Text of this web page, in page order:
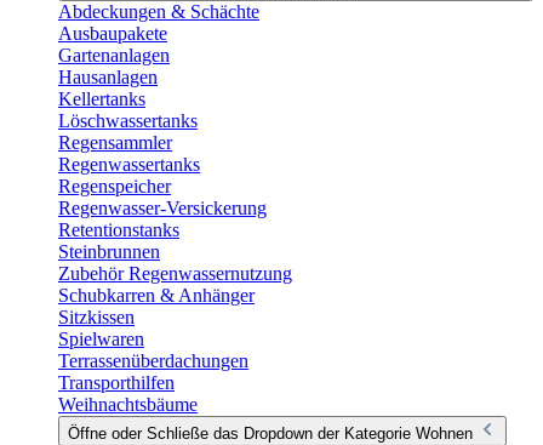
Abdeckungen & Schächte
Ausbaupakete
Gartenanlagen
Hausanlagen
Kellertanks
Löschwassertanks
Regensammler
Regenwassertanks
Regenspeicher
Regenwasser-Versickerung
Retentionstanks
Steinbrunnen
Zubehör Regenwassernutzung
Schubkarren & Anhänger
Sitzkissen
Spielwaren
Terrassenüberdachungen
Transporthilfen
Weihnachtsbäume
Öffne oder Schließe das Dropdown der Kategorie Wohnen